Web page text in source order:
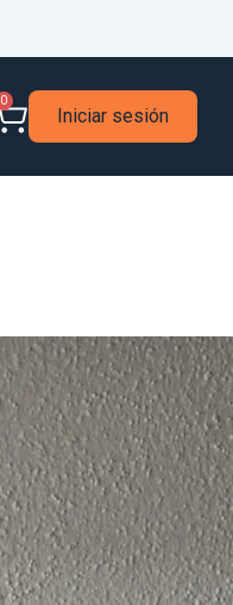
0
Iniciar sesión